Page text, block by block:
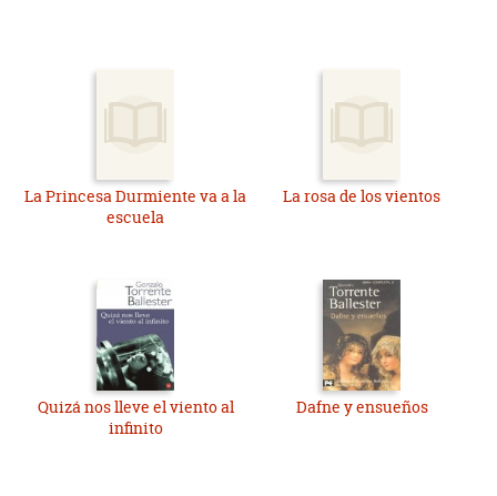
La Princesa Durmiente va a la
escuela
La rosa de los vientos
Quizá nos lleve el viento al
infinito
Dafne y ensueños